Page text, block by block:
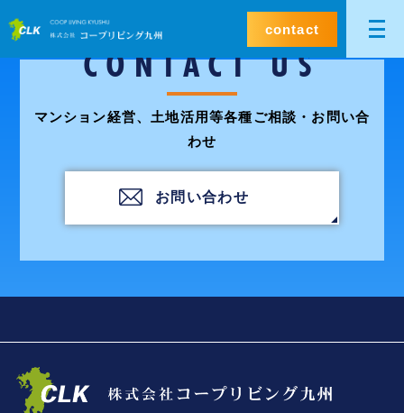
contact
CONTACT US
マンション経営、土地活用等各種ご相談・お問い合
わせ
お問い合わせ